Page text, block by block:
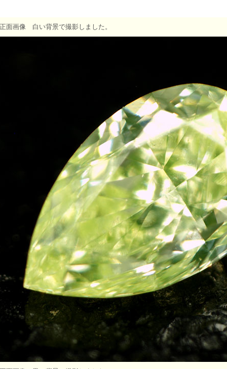
面画像 白い背景で撮影しました。